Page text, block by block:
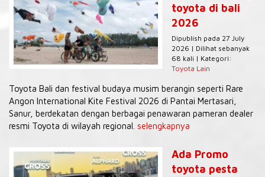
toyota di bali
2026
Dipublish pada 27 July
2026 | Dilihat sebanyak
68 kali | Kategori:
Toyota Lain
Toyota Bali dan festival budaya musim berangin seperti Rare
Angon International Kite Festival 2026 di Pantai Mertasari,
Sanur, berdekatan dengan berbagai penawaran pameran dealer
resmi Toyota di wilayah regional. selengkapnya
Ada Promo
toyota pesta